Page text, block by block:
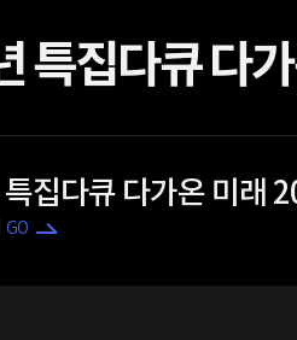
특집다큐 다
집다큐 다가온 미래
GO